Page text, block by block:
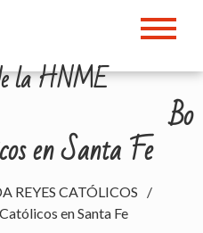
la HNME
Bo
en Santa Fe
REYES CATÓLICOS
en Santa Fe